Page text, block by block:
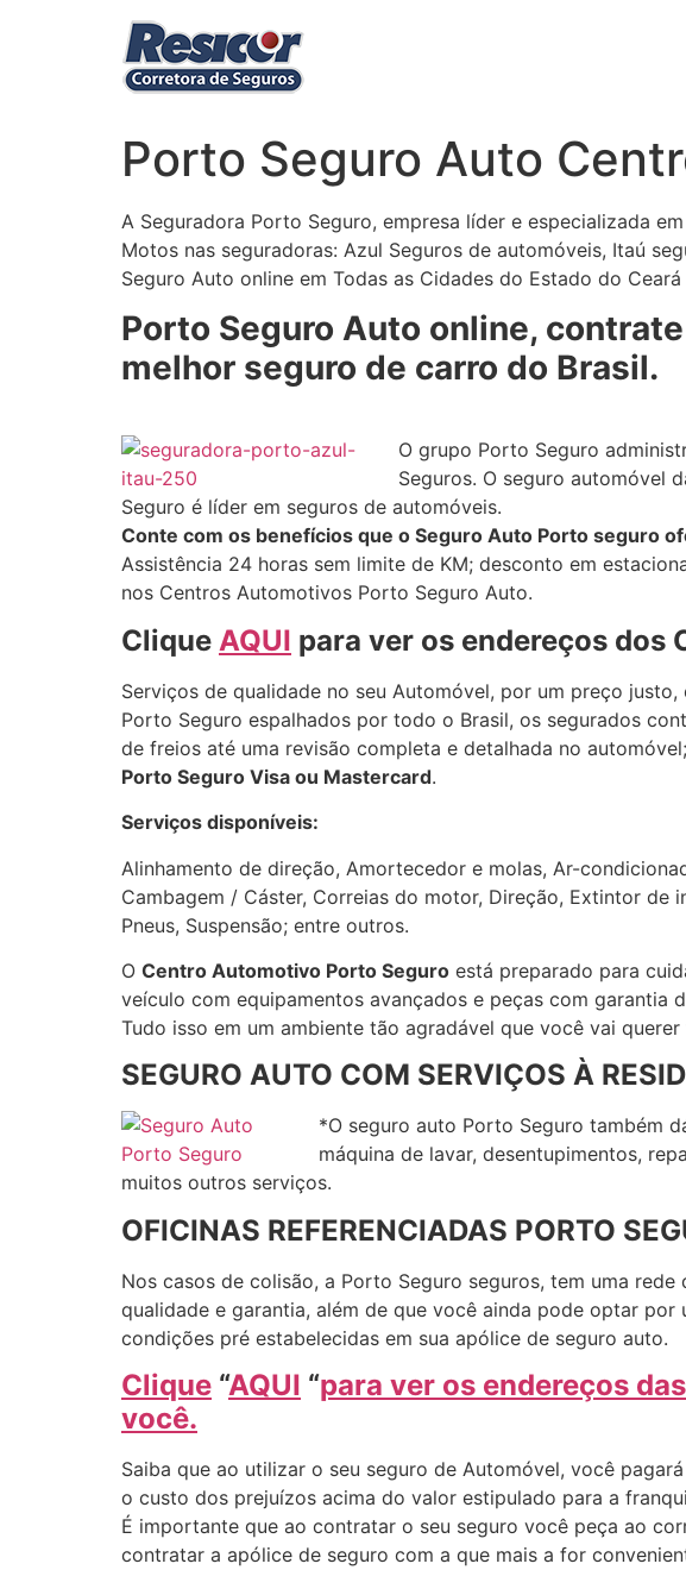
Porto Seguro Auto
A Seguradora Porto Seguro, empresa líder e especializada
Motos nas seguradoras: Azul Seguros de automóveis, Itaú
Seguro Auto online em Todas as Cidades do Estado do
Porto Seguro Auto online,
melhor seguro de carro do Brasil.
O grupo Porto Seguro
Seguros. O seguro automóvel
Seguro é líder em seguros de automóveis.
Conte com os benefícios que o Seguro Auto Porto seguro
Assistência 24 horas sem limite de KM; desconto em
nos Centros Automotivos Porto Seguro Auto.
Clique AQUI para ver os endereços dos
Serviços de qualidade no seu Automóvel, por um preço
Porto Seguro espalhados por todo o Brasil, os segurados
de freios até uma revisão completa e detalhada no
Porto Seguro Visa ou Mastercard.
Serviços disponíveis:
Alinhamento de direção, Amortecedor e molas, Ar-
Cambagem / Cáster, Correias do motor, Direção, Extintor de
Pneus, Suspensão; entre outros.
O Centro Automotivo Porto Seguro está preparado para
veículo com equipamentos avançados e peças com garantia
Tudo isso em um ambiente tão agradável que você vai
SEGURO AUTO COM SERVIÇOS À
*O seguro auto Porto Seguro também
máquina de lavar, desentupimentos,
muitos outros serviços.
OFICINAS REFERENCIADAS PORTO
Nos casos de colisão, a Porto Seguro seguros, tem uma
qualidade e garantia, além de que você ainda pode optar
condições pré estabelecidas em sua apólice de seguro auto.
Clique “AQUI “para ver os endereços
você.
Saiba que ao utilizar o seu seguro de Automóvel, você
o custo dos prejuízos acima do valor estipulado para a
É importante que ao contratar o seu seguro você peça ao
contratar a apólice de seguro com a que mais a for